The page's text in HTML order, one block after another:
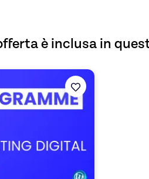
è inclusa in
PROGRAMME MARKETING DIGITAL